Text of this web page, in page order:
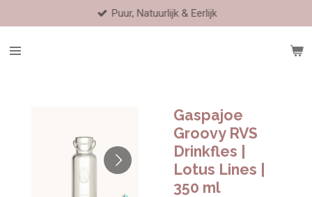
direct
naar
Puur, Natuurlijk & Eerlijk
Gaspajoe
Groovy RVS
Drinkfles |
Lotus Lines |
350 ml